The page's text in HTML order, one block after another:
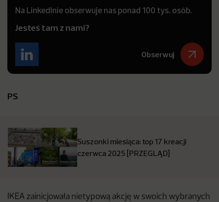
Na LinkedInie obserwuje nas ponad 100 tys. osób.
Jesteś tam z nami?
Obserwuj
PS
Suszonki miesiąca: top 17 kreacji
czerwca 2025 [PRZEGLĄD]
IKEA zainicjowała nietypową akcję w swoich wybranych